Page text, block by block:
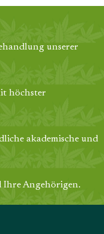
unserer
höchster
akademische und
Ihre Angehörigen.